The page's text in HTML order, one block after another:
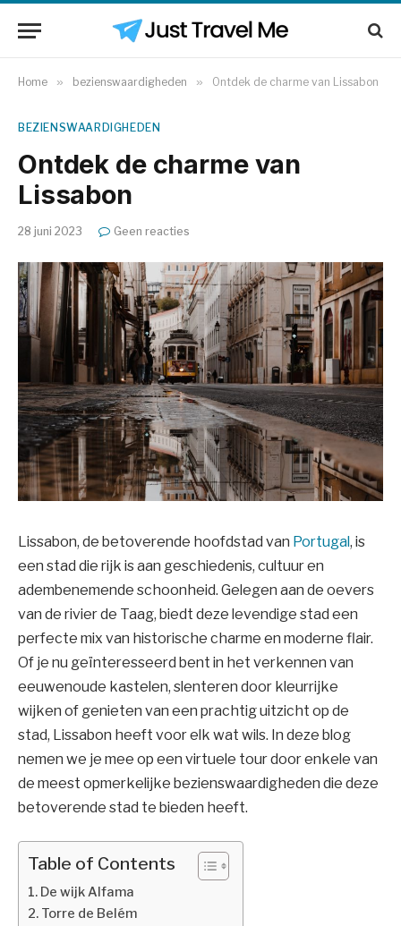
Home » bezienswaardigheden » Ontdek de charme van Lissabon
BEZIENSWAARDIGHEDEN
Ontdek de charme van
Lissabon
28 juni 2023 Geen reacties
Lissabon, de betoverende hoofdstad van Portugal, is
een stad die rijk is aan geschiedenis, cultuur en
adembenemende schoonheid. Gelegen aan de oevers
van de rivier de Taag, biedt deze levendige stad een
perfecte mix van historische charme en moderne flair.
Of je nu geïnteresseerd bent in het verkennen van
eeuwenoude kastelen, slenteren door kleurrijke
wijken of genieten van een prachtig uitzicht op de
stad, Lissabon heeft voor elk wat wils. In deze blog
nemen we je mee op een virtuele tour door enkele van
de meest opmerkelijke bezienswaardigheden die deze
betoverende stad te bieden heeft.
Table of Contents
De wijk Alfama
Torre de Belém